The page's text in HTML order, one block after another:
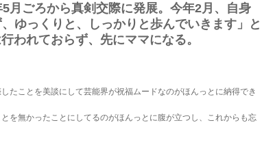
月ごろから真剣交際に発展。今年2月、自身
ゆっくりと、しっかりと歩んでいきます」と
われておらず、先にママになる。
たことを美談にして芸能界が祝福ムードなのがほんっとに納得でき
を無かったことにしてるのがほんっとに腹が立つし、これからも忘